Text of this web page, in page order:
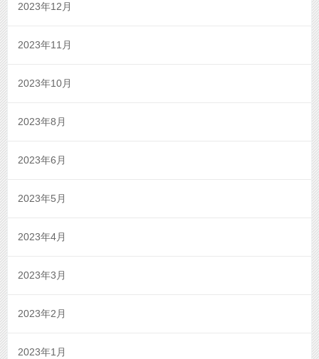
2023年12月
2023年11月
2023年10月
2023年8月
2023年6月
2023年5月
2023年4月
2023年3月
2023年2月
2023年1月